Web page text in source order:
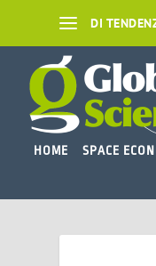
DI
HOME SPACE